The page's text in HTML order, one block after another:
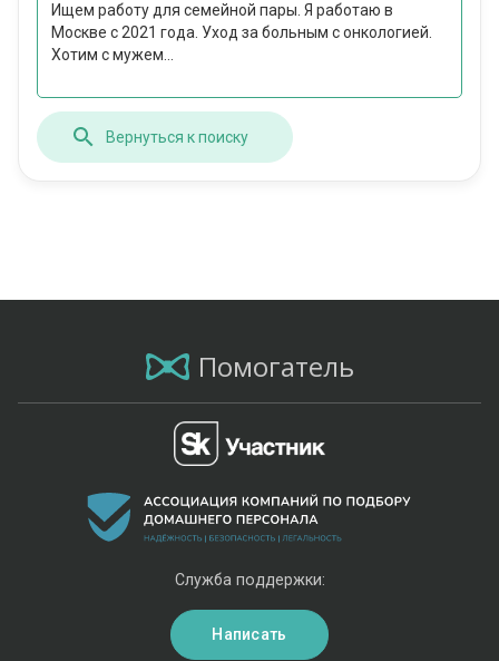
Ищем работу для семейной пары. Я работаю в
Москве с 2021 года. Уход за больным с онкологией.
Хотим с мужем...
Вернуться к поиску
Помогатель
Служба поддержки:
Написать